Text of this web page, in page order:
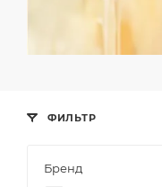
ФИЛЬТР
Бренд